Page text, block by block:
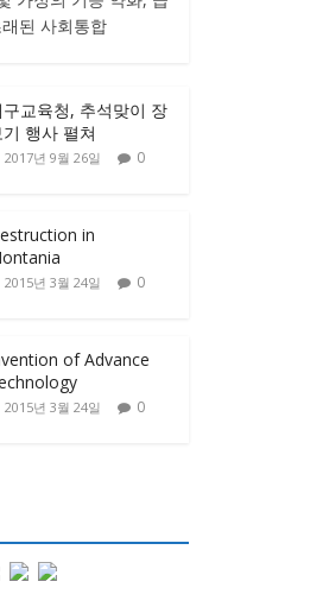
된 사회통합
교육청, 추석맞이 장
기 행사 펼쳐
2017년 9월 26일 0
in
2015년 3월 24일 0
of Advance
2015년 3월 24일 0